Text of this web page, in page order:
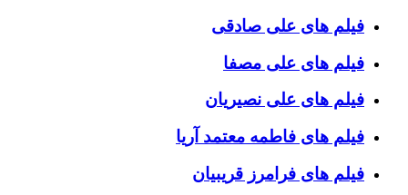
فیلم های علی صادقی
فیلم های علی مصفا
فیلم های علی نصیریان
فیلم های فاطمه معتمد آریا
فیلم های فرامرز قریبیان